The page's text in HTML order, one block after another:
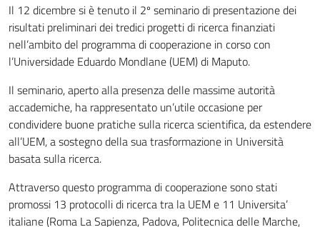
Il 12 dicembre si è tenuto il 2º seminario di presentazione dei
risultati preliminari dei tredici progetti di ricerca finanziati
nell’ambito del programma di cooperazione in corso con
l’Universidade Eduardo Mondlane (UEM) di Maputo.
Il seminario, aperto alla presenza delle massime autorità
accademiche, ha rappresentato un’utile occasione per
condividere buone pratiche sulla ricerca scientifica, da estendere
all’UEM, a sostegno della sua trasformazione in Università
basata sulla ricerca.
Attraverso questo programma di cooperazione sono stati
promossi 13 protocolli di ricerca tra la UEM e 11 Universita’
italiane (Roma La Sapienza, Padova, Politecnica delle Marche,